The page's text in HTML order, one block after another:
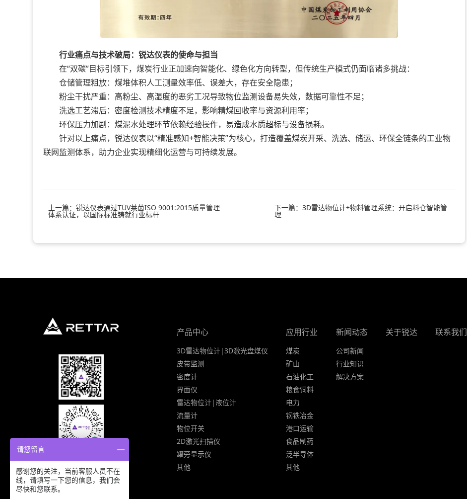
行业痛点与技术破局：锐达仪表的使命与担当
在“双碳”目标引领下，煤炭行业正加速向智能化、绿色化方向转型，但传统生产模式仍面临诸多挑战：
仓储管理粗放：煤堆体积人工测量效率低、误差大，存在安全隐患；
粉尘干扰严重：高粉尘、高湿度的恶劣工况导致物位监测设备易失效，数据可靠性不足；
洗选工艺滞后：密度检测技术精度不足，影响精煤回收率与资源利用率；
环保压力加剧：煤泥水处理环节依赖经验操作，易造成水质超标与设备损耗。
针对以上痛点，锐达仪表以“精准感知+智能决策”为核心，打造覆盖煤炭开采、洗选、储运、环保全链条的工业物
联网监测体系，助力企业实现精细化运营与可持续发展。
上一篇：锐达仪表通过TÜV莱茵ISO 9001:2015质量管理
体系认证，以国际标准铸就行业标杆
下一篇：3D雷达物位计+物料管理系统：开启料仓智能管
理
产品中心
3D雷达物位计|3D激光盘煤仪
皮带监测
密度计
界面仪
雷达物位计|液位计
流量计
物位开关
2D激光扫描仪
罐旁显示仪
其他
应用行业
煤炭
矿山
石油化工
粮食饲料
电力
钢铁冶金
港口运输
食品制药
泛半导体
其他
新闻动态
公司新闻
行业知识
解决方案
关于锐达 联系我们
请您留言
感谢您的关注，当前客服人员不在
线，请填写一下您的信息，我们会
尽快和您联系。